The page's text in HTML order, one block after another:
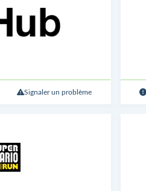
Signaler un problème